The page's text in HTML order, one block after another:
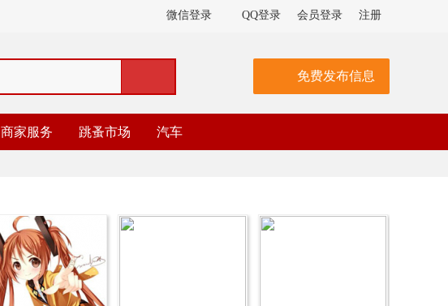
微信登录 QQ登录 会员登录 注册
免费发布信息
商家服务 跳蚤市场 汽车